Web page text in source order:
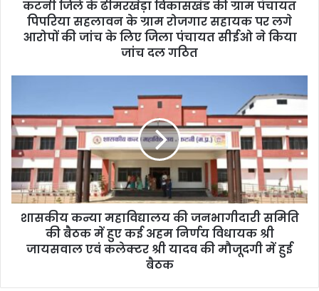
कटनी जिले के ढीमरखेड़ा विकासखंड की ग्राम पंचायत
पिपरिया सहलावन के ग्राम रोजगार सहायक पर लगे
आरोपों की जांच के लिए जिला पंचायत सीईओ ने किया
जांच दल गठित
शासकीय कन्या महाविद्यालय की जनभागीदारी समिति
की बैठक में हुए कई अहम निर्णय विधायक श्री
जायसवाल एवं कलेक्टर श्री यादव की मौजूदगी में हुई
बैठक